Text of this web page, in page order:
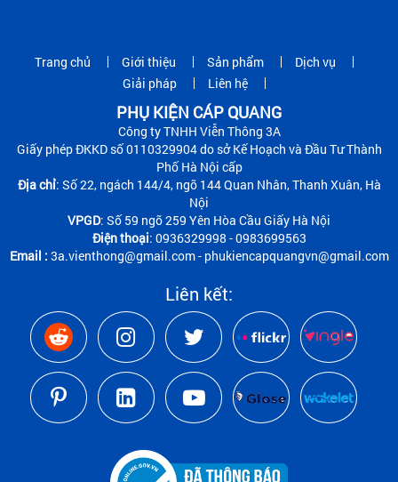
Trang chủ Giới thiệu Sản phẩm
Dịch vụ
Giải pháp
Liên hệ
PHỤ KIỆN CÁP QUANG
Công ty TNHH Viễn Thông 3A
Giấy phép ĐKKD số 0110329904 do sở Kế Hoạch và Đầu Tư Thành
Phố Hà Nội cấp
Địa chỉ: Số 22, ngách 144/4, ngõ 144 Quan Nhân, Thanh Xuân, Hà
Nội
VPGD: Số 59 ngõ 259 Yên Hòa Cầu Giấy Hà Nội
Điện thoại: 0936329998 - 0983699563
Email : 3a.vienthong@gmail.com - phukiencapquangvn@gmail.com
Liên kết: